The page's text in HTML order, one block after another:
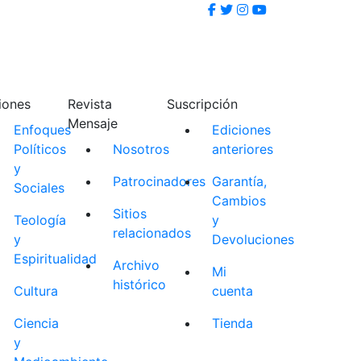
Enfoques
Políticos
y
Sociales
Teología
y
Espiritualidad
Cultura
Ciencia
y
Revista
Mensaje
Nosotros
Patrocinadores
Sitios
relacionados
Archivo
histórico
Suscripción
Ediciones
anteriores
Garantía,
Cambios
y
Devoluciones
Mi
cuenta
Tienda